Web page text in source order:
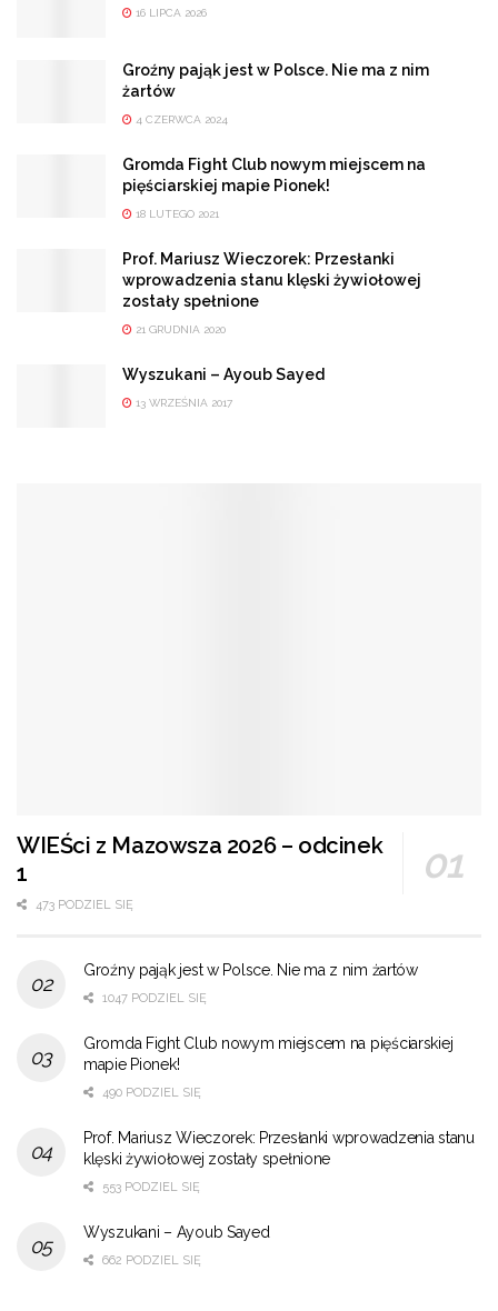
16 LIPCA 2026
Groźny pająk jest w Polsce. Nie ma z nim
żartów
4 CZERWCA 2024
Gromda Fight Club nowym miejscem na
pięściarskiej mapie Pionek!
18 LUTEGO 2021
Prof. Mariusz Wieczorek: Przesłanki
wprowadzenia stanu klęski żywiołowej
zostały spełnione
21 GRUDNIA 2020
Wyszukani – Ayoub Sayed
13 WRZEŚNIA 2017
WIEŚci z Mazowsza 2026 – odcinek
1
473 PODZIEL SIĘ
Groźny pająk jest w Polsce. Nie ma z nim żartów
1047 PODZIEL SIĘ
Gromda Fight Club nowym miejscem na pięściarskiej
mapie Pionek!
490 PODZIEL SIĘ
Prof. Mariusz Wieczorek: Przesłanki wprowadzenia stanu
klęski żywiołowej zostały spełnione
553 PODZIEL SIĘ
Wyszukani – Ayoub Sayed
662 PODZIEL SIĘ